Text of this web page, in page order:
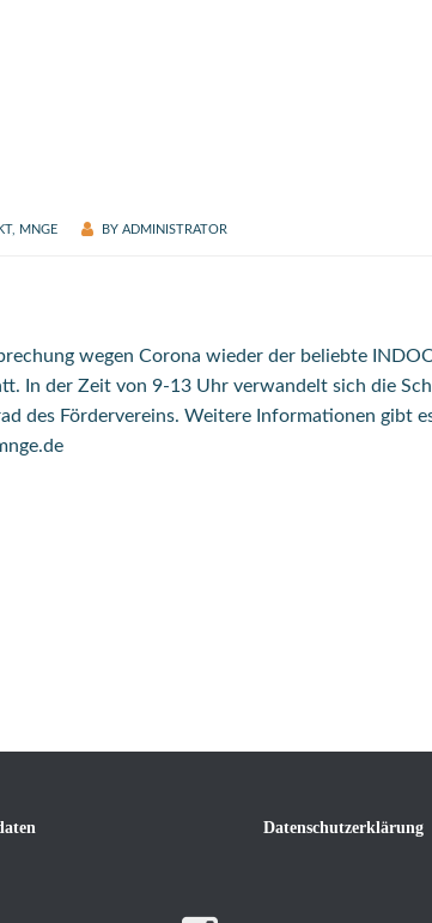
, MNGE BY ADMINISTRATOR
wegen Corona wieder der beliebte
In der Zeit von 9-13 Uhr verwandelt sich die
des Fördervereins. Weitere Informationen gibt
Datenschutzerklärung